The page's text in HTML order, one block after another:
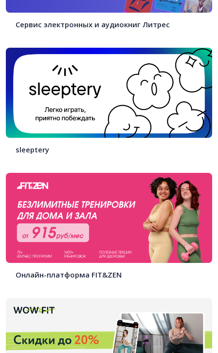
Сервис электронных и аудиокниг Литрес
sleeptery
Онлайн-платформа FIT&ZEN